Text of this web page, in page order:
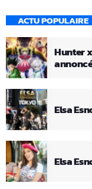
ACTU POPULAIRE
Hunter
Elsa
Elsa